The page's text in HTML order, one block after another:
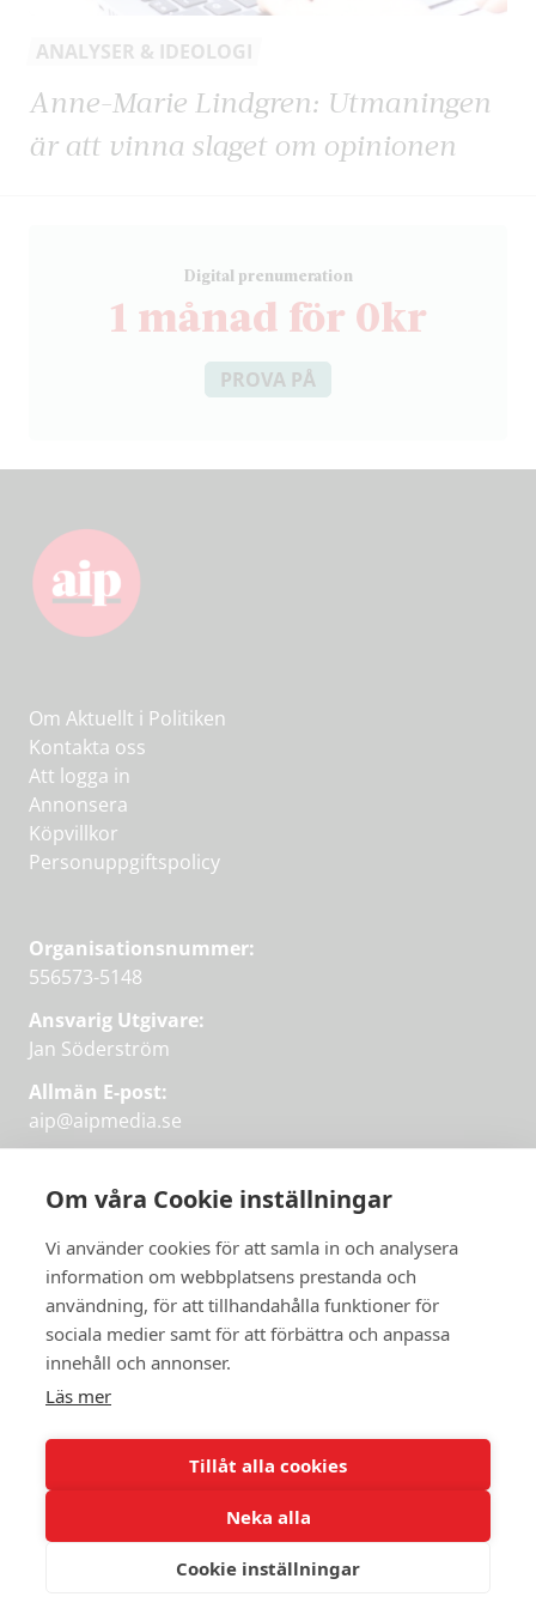
Om våra Cookie inställningar
Vi använder cookies för att samla in och analysera
information om webbplatsens prestanda och
användning, för att tillhandahålla funktioner för
sociala medier samt för att förbättra och anpassa
innehåll och annonser.
Läs mer
Tillåt alla cookies
Neka alla
Cookie inställningar
första månaden
gratis.
PRENUMERERA
ANALYSER & IDEOLOGI
Anne-Marie Lindgren: Utmaningen
är att vinna slaget om opinionen
Digital prenumeration
1 månad för 0kr
PROVA PÅ
Om Aktuellt i Politiken
Kontakta oss
Att logga in
Annonsera
Köpvillkor
Personuppgiftspolicy
Organisationsnummer:
556573-5148
Ansvarig Utgivare:
Jan Söderström
Allmän E-post:
aip@aipmedia.se
aip@flowyinfo.seeller 08-1210 60 40.
Instagram
LinkedIn
Twitter
Facebook
Få veckans bästa
artiklar på mejlen
PRENUMERERA
© 2026 Aktuellt i Politiken.